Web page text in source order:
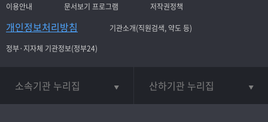
이용안내 문서보기 프로그램 저작권정책
개인정보처리방침
기관소개(직원검색, 약도 등)
정부·지자체 기관정보(정부24)
소속기관 누리집 산하기관 누리집